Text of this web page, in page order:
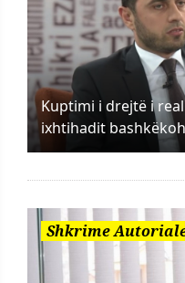
Kuptimi i drejtë i
ixhtihadit
Shkrime